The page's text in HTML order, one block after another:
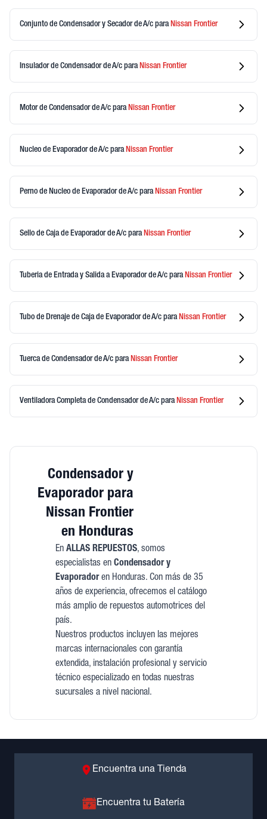
Conjunto de Condensador y Secador de A/c para Nissan Frontier
Insulador de Condensador de A/c para Nissan Frontier
Motor de Condensador de A/c para Nissan Frontier
Nucleo de Evaporador de A/c para Nissan Frontier
Perno de Nucleo de Evaporador de A/c para Nissan Frontier
Sello de Caja de Evaporador de A/c para Nissan Frontier
Tuberia de Entrada y Salida a Evaporador de A/c para Nissan Frontier
Tubo de Drenaje de Caja de Evaporador de A/c para Nissan Frontier
Tuerca de Condensador de A/c para Nissan Frontier
Ventiladora Completa de Condensador de A/c para Nissan Frontier
Condensador y
Evaporador para
Nissan Frontier
en Honduras
En ALLAS REPUESTOS, somos
especialistas en Condensador y
Evaporadoren Honduras. Con más de 35
años de experiencia, ofrecemos el catálogo
más amplio de repuestos automotrices del
país.
Nuestros productos incluyen las mejores
marcas internacionales con garantía
extendida, instalación profesional y servicio
técnico especializado en todas nuestras
sucursales a nivel nacional.
Encuentra una Tienda
Encuentra tu Batería